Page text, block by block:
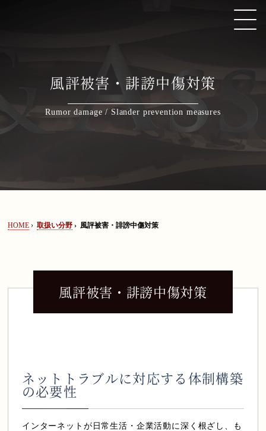
セミナー情報
0120-128-067
風評被害・誹謗中傷対策
Rumor damage / Slander prevention measures
HOME › 取扱い分野 › 風評被害・誹謗中傷対策
風評被害・誹謗中傷対策
ネットトラブルに対応する体制構築
の必要性
インターネットが日常生活・企業活動に深く根ざし、も